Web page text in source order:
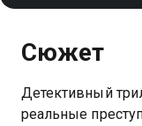
Сюжет
Детективный
реальные